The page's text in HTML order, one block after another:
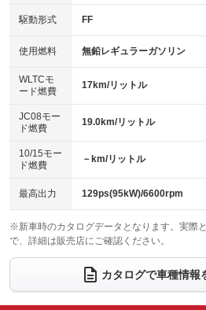
USB入力端子
：装備あり
100V電源
：装備なし
センターデフロック
：装備なし
電動格納ミラー
：装備なし
HID(キセノンライト)
バックカメラ
エアロ
：装備なし
ローダウン
：装備なし
ベンチシート
：装備なし
チップアップシート
：装備なし
電動格納サードシート
：装備なし
ウォークスルー
電動リアゲート
シートエアコン
駆動形式 FF
使用燃料 無鉛レギュラーガソリン
WLTCモ
ード燃費
17km/リットル
JC08モー
ド燃費
19.0km/リットル
10/15モー
ド燃費
－km/リットル
最高出力 129ps(95kW)/6600rpm
※新車時のカタログデータとなります。実際
で、詳細は販売店にご確認ください。
カタログで車種情報